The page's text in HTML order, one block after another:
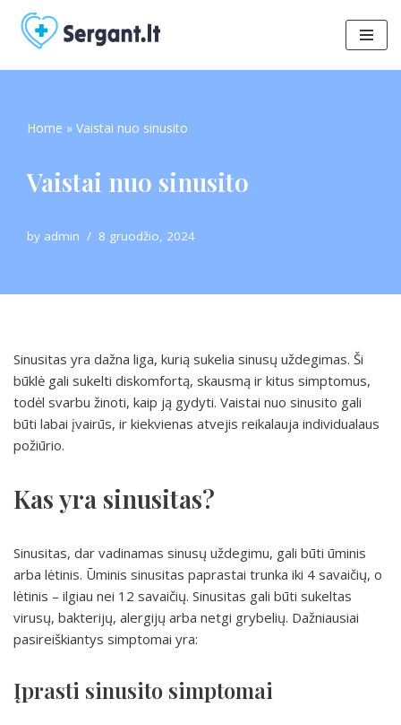
Skip
to
Home » Vaistai nuo sinusito
Vaistai nuo sinusito
by admin 8 gruodžio, 2024
Sinusitas yra dažna liga, kurią sukelia sinusų uždegimas. Ši
būklė gali sukelti diskomfortą, skausmą ir kitus simptomus,
todėl svarbu žinoti, kaip ją gydyti. Vaistai nuo sinusito gali
būti labai įvairūs, ir kiekvienas atvejis reikalauja individualaus
požiūrio.
Kas yra sinusitas?
Sinusitas, dar vadinamas sinusų uždegimu, gali būti ūminis
arba lėtinis. Ūminis sinusitas paprastai trunka iki 4 savaičių, o
lėtinis – ilgiau nei 12 savaičių. Sinusitas gali būti sukeltas
virusų, bakterijų, alergijų arba netgi grybelių. Dažniausiai
pasireiškiantys simptomai yra:
Įprasti sinusito simptomai